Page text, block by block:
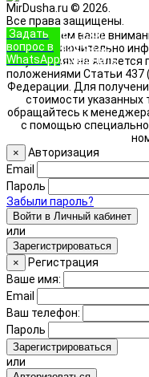
MirDusha.ru © 2026.
Все права защищены.
Обращаем ваше
носит исключительно
условиях не
положениями Статьи 437
Федерации. Для
стоимости указанных
обращайтесь к
с помощью
Задать
вопрос в
WhatsApp
+7 (933)
888-8322
Позвонить
×
Авторизация
Email
Пароль
Забыли пароль?
Войти в Личный кабинет
или
Зарегистрироваться
×
Регистрация
Ваше имя:
Email
Ваш телефон:
Пароль
Зарегистрироваться
или